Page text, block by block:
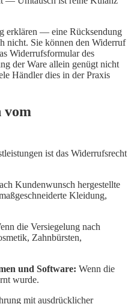
erklären — eine Rücksendung
nicht. Sie können den Widerruf
Widerrufsformular des
der Ware allein genügt nicht
Händler dies in der Praxis
vom
ist das Widerrufsrecht
Kundenwunsch hergestellte
Kleidung,
die Versiegelung nach
Zahnbürsten,
und Software: Wenn die
wurde.
mit ausdrücklicher